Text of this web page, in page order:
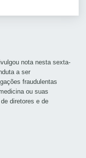
nota nesta sexta-
a ser
fraudulentas
ou suas
diretores e de